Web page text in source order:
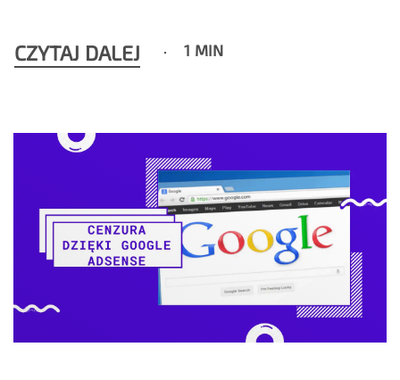
CZYTAJ DALEJ 1 MIN